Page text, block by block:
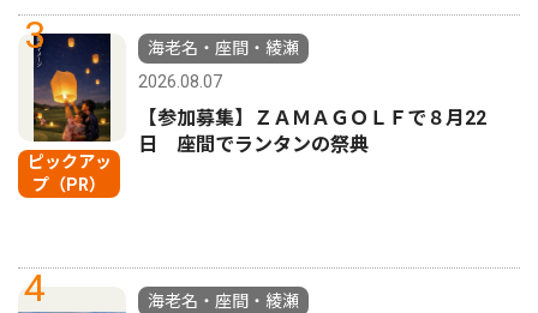
3
ピックアッ
プ（PR）
海老名・座間・綾瀬
2026.08.07
【参加募集】ＺＡＭＡＧＯＬＦで８月22
日 座間でランタンの祭典
4
海老名・座間・綾瀬